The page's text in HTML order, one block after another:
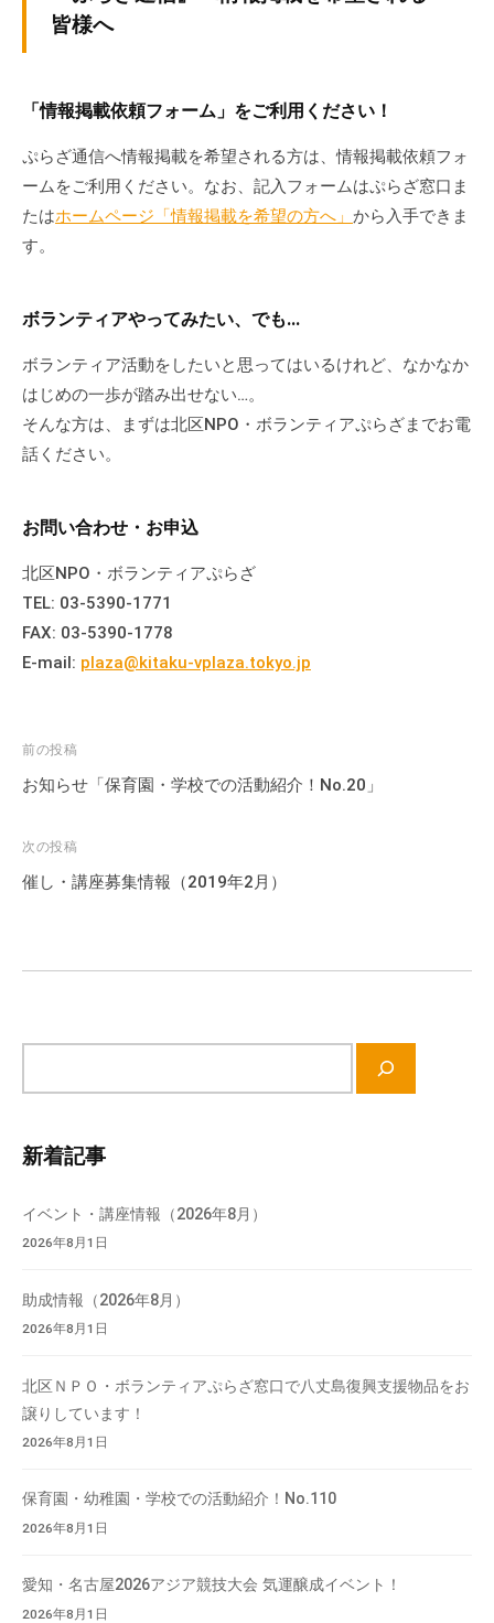
皆様へ
「情報掲載依頼フォーム」をご利用ください！
ぷらざ通信へ情報掲載を希望される方は、情報掲載依頼フォ
ームをご利用ください。なお、記入フォームはぷらざ窓口ま
たはホームページ「情報掲載を希望の方へ」 から入手できま
す。
ボランティアやってみたい、でも…
ボランティア活動をしたいと思ってはいるけれど、なかなか
はじめの一歩が踏み出せない…。
そんな方は、まずは北区NPO・ボランティアぷらざまでお電
話ください。
お問い合わせ・お申込
北区NPO・ボランティアぷらざ
TEL: 03-5390-1771
FAX: 03-5390-1778
E-mail: plaza@kitaku-vplaza.tokyo.jp
投
稿
ビ
ゲ
ョ
前の投稿
お知らせ「保育園・学校での活動紹介！No.20」
次の投稿
催し・講座募集情報（2019年2月）
検
新着記事
イベント・講座情報（2026年8月）
2026年8月1日
助成情報（2026年8月）
2026年8月1日
北区ＮＰＯ・ボランティアぷらざ窓口で八丈島復興支援物品をお
譲りしています！
2026年8月1日
保育園・幼稚園・学校での活動紹介！No.110
2026年8月1日
愛知・名古屋2026アジア競技大会 気運醸成イベント！
2026年8月1日